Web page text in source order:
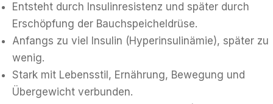
Entsteht durch Insulinresistenz und später durch
Erschöpfung der Bauchspeicheldrüse.
Anfangs zu viel Insulin (Hyperinsulinämie), später zu
wenig.
Stark mit Lebensstil, Ernährung, Bewegung und
Übergewicht verbunden.